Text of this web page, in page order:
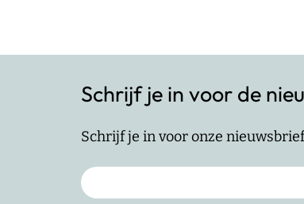
Schrijf je in voor de
Schrijf je in voor onze